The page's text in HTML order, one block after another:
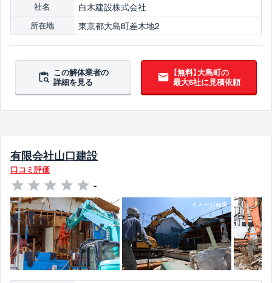
社名 白木建設株式会社
所在地 東京都大島町差木地2
この解体業者の
詳細を見る
【無料】大島町の
最大6社に見積依頼
有限会社山口建設
口コミ評価
-